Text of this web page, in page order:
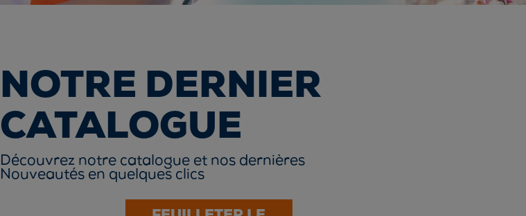
NOTRE DERNIER
CATALOGUE
Découvrez notre catalogue et nos dernières
Nouveautés en quelques clics